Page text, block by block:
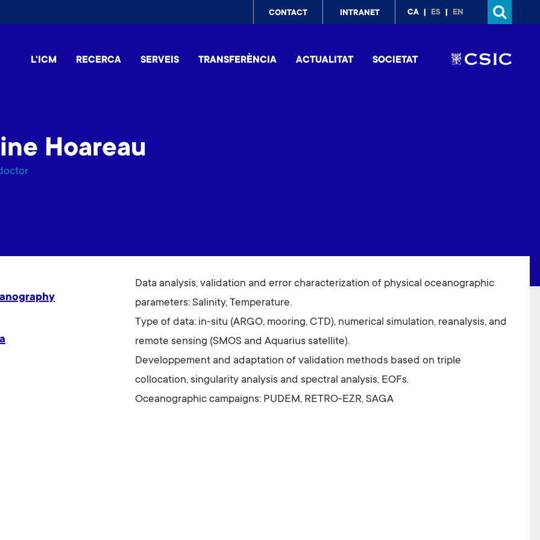
TopCONTACT INTRANET CA ES EN
L'ICM RECERCA SERVEIS TRANSFERÈNCIA ACTUALITAT SOCIETAT
Hoareau
Data analysis, validation and error characterization of physical oceanographic
parameters: Salinity, Temperature.
Type of data: in-situ (ARGO, mooring, CTD), numerical simulation, reanalysis, and
remote sensing (SMOS and Aquarius satellite).
Developpement and adaptation of validation methods based on triple
collocation, singularity analysis and spectral analysis, EOFs.
Oceanographic campaigns: PUDEM, RETRO-EZR, SAGA